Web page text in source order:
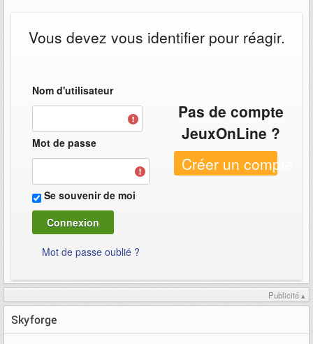
Vous devez vous identifier pour réagir.
Nom d'utilisateur
Mot de passe
Se souvenir de moi
Mot de passe oublié ?
Pas de compte
JeuxOnLine ?
Créer un compte
Publicité ▴
Skyforge